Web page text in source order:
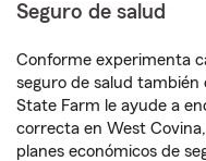
Seguro de salud
Conforme experimenta
seguro de salud
State Farm le ayude a
correcta en West
planes económicos de